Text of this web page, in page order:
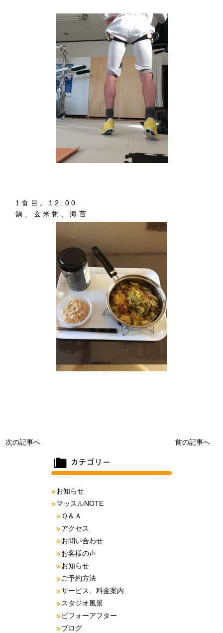
1食目。12:00
鍋、玄米粥、海苔
次の記事へ 前の記事へ
お知らせ
マッスルNOTE
Ｑ＆Ａ
アクセス
お問い合わせ
お客様の声
お知らせ
ご予約方法
サービス、料金案内
スタジオ風景
ビフォーアフター
ブログ